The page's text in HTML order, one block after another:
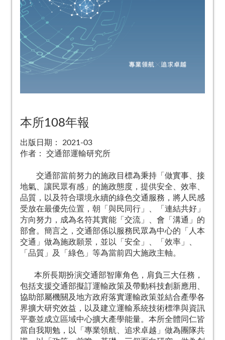
本所108年報
出版日期： 2021-03
作者： 交通部運輸研究所
交通部當前努力的施政目標為秉持「做實事、接
地氣、讓民眾有感」的施政態度，提供安全、效率、
品質，以及符合環境永續的綠色交通服務，將人民感
受放在最優先位置，朝「與民同行」、「連結共好」
方向努力，成為名符其實能「交流」、會「溝通」的
部會。簡言之，交通部係以服務民眾為中心的「人本
交通」做為施政願景，並以「安全」、「效率」、
「品質」及「綠色」等為當前四大施政主軸。
本所長期扮演交通部智庫角色，肩負三大任務，
包括支援交通部擬訂運輸政策及帶動科技創新應用、
協助部屬機關及地方政府落實運輸政策並結合產學各
界擴大研究效益，以及建立運輸系統技術標準與資訊
平臺並成立區域中心擴大產學能量。本所全體同仁皆
當自我期勉，以「專業領航、追求卓越」做為團隊共